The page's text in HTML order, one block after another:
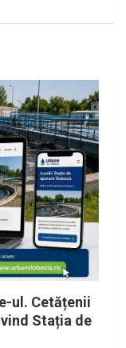
ul. Cetățenii
Stația de